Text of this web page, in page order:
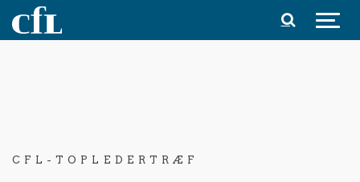
Spring til indhold
CFL-TOPLEDERTRÆF